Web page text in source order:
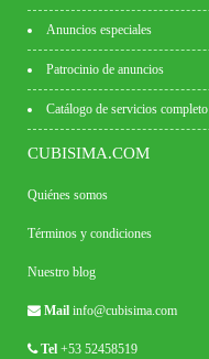
Anuncios especiales
Patrocinio de anuncios
Catálogo de servicios completo
CUBISIMA.COM
Quiénes somos
Términos y condiciones
Nuestro blog
Mail info@cubisima.com
Tel +53 52458519